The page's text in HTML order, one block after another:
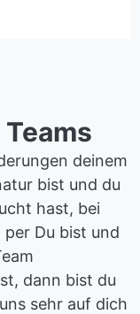
deinem
bist und du
hast, bei
Du bist und
dann bist du
sehr auf dich